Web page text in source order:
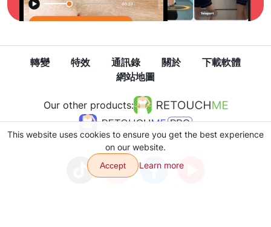
轉變 特效 通訊錄 關於
下載軟體
網站地圖
Our other products:
This website uses cookies to ensure you get the best experience
on our website.
Accept Learn more